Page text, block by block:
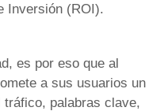
Inversión (ROI).
es por eso que al
a sus usuarios un
palabras clave,